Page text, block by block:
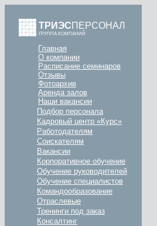
ТРИЭСПЕРСОНАЛ
ГРУППА КОМПАНИЙ
Главная
О компании
Расписание семинаров
Отзывы
Фотоархив
Аренда залов
Наши вакансии
Подбор персонала
Кадровый центр «Курс»
Работодателям
Соискателям
Вакансии
Корпоративное обучение
Обучение руководителей
Обучение специалистов
Командообразование
Отраслевые
Тренинги под заказ
Консалтинг